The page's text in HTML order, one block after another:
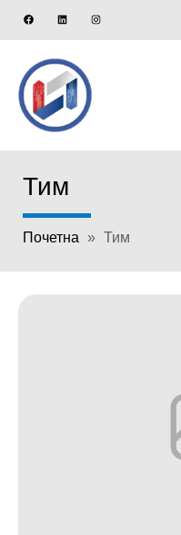
Тим
Почетна » Тим